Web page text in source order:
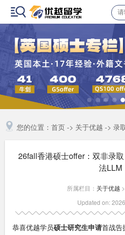
您的位置： 首页-> 关于优越 -> 录
26fall香港硕士offer：双非录
法LLM
所属栏目： 关于优越
Updated on:
恭喜优越学员硕士研究生申请首战告